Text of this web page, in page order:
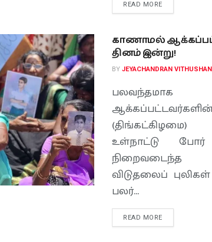
READ MORE
காணாமல்
தினம் இன்று!
BY JEYACHANDRAN VITHUSHAN
(திங்கட்கிழமை)
உள்நாட்டு
நிறைவடைந்த
விடுதலைப்
பலர்...
READ MORE